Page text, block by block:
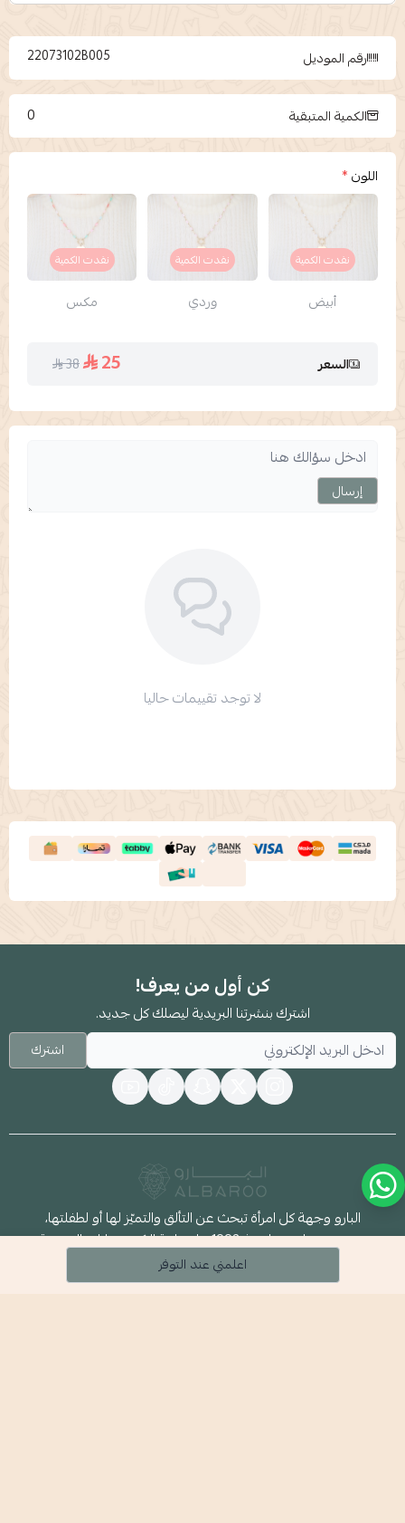
رقم الموديل 22073102B005
الكمية المتبقية 0
اللون*
نفدت الكمية
أبيض
نفدت الكمية
وردي
نفدت الكمية
مكس
السعر 25
38
اعلمني عند التوفر
إرسال
لا توجد تقييمات حاليا
كن أول من يعرف!
اشترك بنشرتنا البريدية ليصلك كل جديد.
اشترك
البارو وجهة كل امرأة تبحث عن التألق والتميّز لها أو لطفلتها،
حيث سخرنا خبرتنا منذ 1998م لصناعة الإكسسوارات العصرية
البارو لكِ ولطفلتك